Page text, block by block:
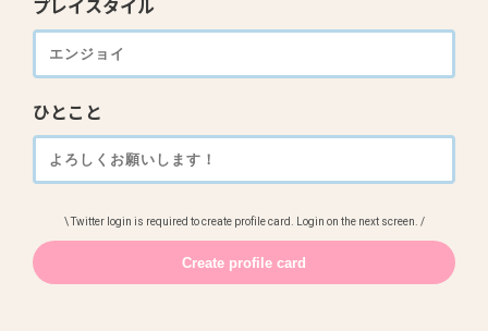
プレイスタイル
ひとこと
\ Twitter login is required to create profile card. Login on the next screen. /